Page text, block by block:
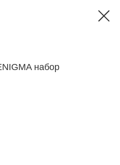
набор